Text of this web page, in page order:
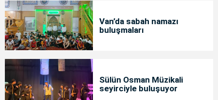
Van’da sabah namazı
buluşmaları
Sülün Osman Müzikali
seyirciyle buluşuyor